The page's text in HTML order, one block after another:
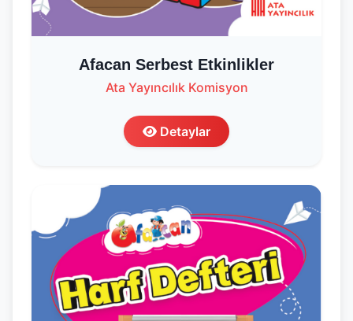
Afacan Serbest Etkinlikler
Ata Yayıncılık Komisyon
Detaylar